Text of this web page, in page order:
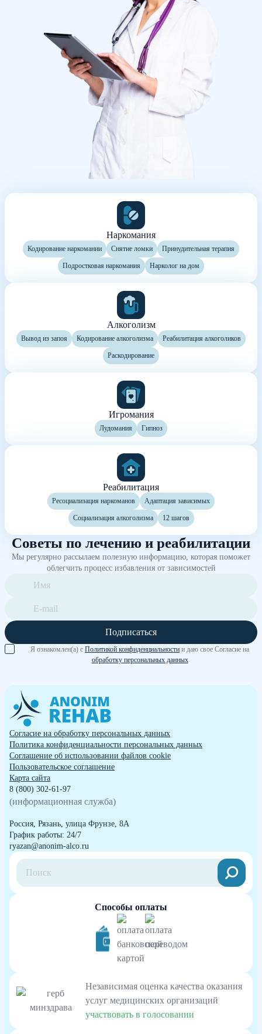
Наркомания
Кодирование наркомании Снятие ломки Принудительная терапия
Подростковая наркомания Нарколог на дом
Алкоголизм
Вывод из запоя Кодирование алкоголизма Реабилитация алкоголиков
Раскодирование
Игромания
Лудомания Гипноз
Реабилитация
Ресоциализация наркоманов Адаптация зависимых
Социализация алкоголизма 12 шагов
Советы по лечению и реабилитации
Мы регулярно рассылаем полезную информацию, которая поможет
облегчить процесс избавления от зависимостей
Подписаться
Я ознакомлен(а) с Политикой конфиденциальности и даю свое Согласие на
обработку персональных данных
Согласие на обработку персональных данных
Политика конфиденциальности персональных данных
Cоглашение об использовании файлов cookie
Пользовательское соглашение
Карта сайта
8 (800) 302-61-97
(информационная служба)
Россия, Рязань, улица Фрунзе, 8А
График работы: 24/7
ryazan@anonim-alco.ru
Способы оплаты
Независимая оценка качества оказания
услуг медицинских организаций
участвовать в голосовании